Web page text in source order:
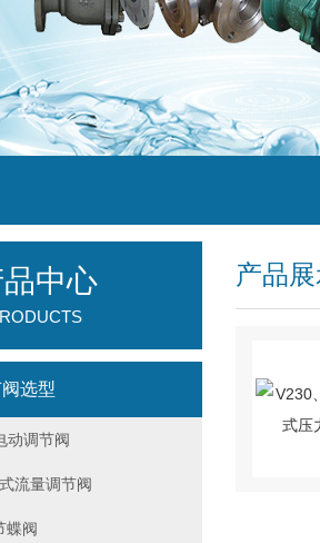
产品
中心
选型
动调节阀
流量调节阀
蝶阀